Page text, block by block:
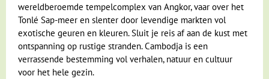
wereldberoemde tempelcomplex van Angkor, vaar over het
Tonlé Sap-meer en slenter door levendige markten vol
exotische geuren en kleuren. Sluit je reis af aan de kust met
ontspanning op rustige stranden. Cambodja is een
verrassende bestemming vol verhalen, natuur en cultuur
voor het hele gezin.